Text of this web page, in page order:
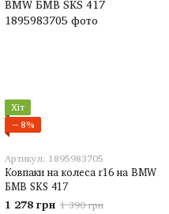
Хіт
−8%
Артикул: 1895983705
Ковпаки на колеса r16 на BMW
БМВ SKS 417
1 278 грн 1 390 грн